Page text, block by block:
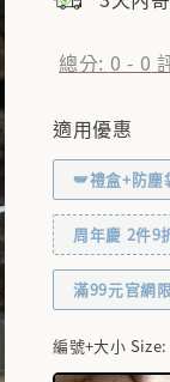
總分: 0 - 0
適用優惠
🪽禮盒+防塵
周年慶 2件
滿99元官網
編號+大小 Size